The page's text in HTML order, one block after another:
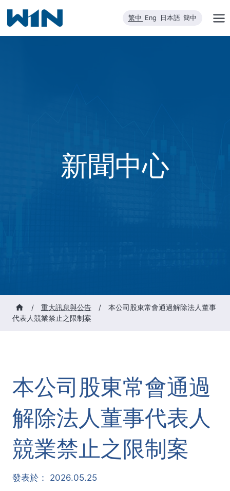
內
繁中 Eng 日本語 簡中
新聞中心
/ 重大訊息與公告 /
本公司股東常會通過解除法人董事
代表人競業禁止之限制案
本公司股東常會通過
解除法人董事代表人
競業禁止之限制案
發表於： 2026.05.25